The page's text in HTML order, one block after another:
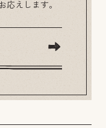
応えします。